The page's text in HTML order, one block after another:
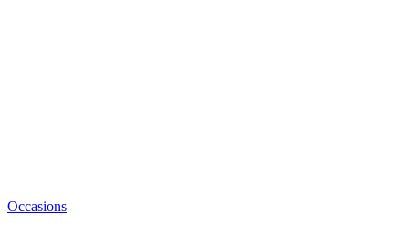
Occasions